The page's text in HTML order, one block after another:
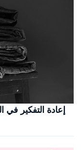
إعادة التفكير